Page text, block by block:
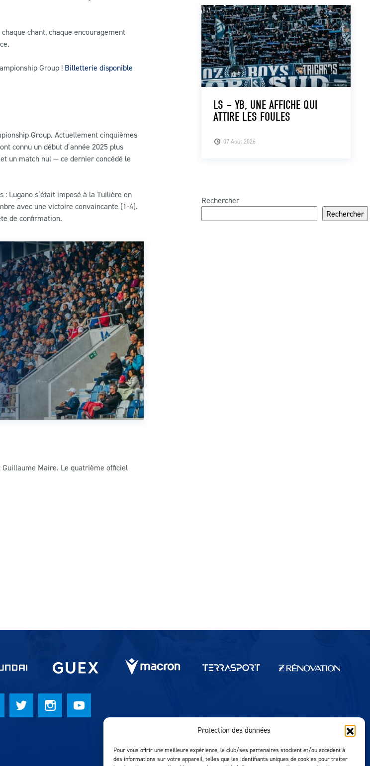
Protection des données
Pour vous offrir une meilleure expérience, le club/ses partenaires stockent et/ou accèdent à
des informations sur votre appareil, telles que les identifiants uniques de cookies pour traiter
chant, chaque encouragement
Group ! Billetterie disponible
Group. Actuellement cinquièmes
connu un début d’année 2025 plus
un match nul — ce dernier concédé le
Lugano s’était imposé à la Tuilière en
avec une victoire convaincante (1-4).
de confirmation.
Maire. Le quatrième officiel
07 Août 2026
LS – YB, UNE AFFICHE QUI
ATTIRE LES FOULES
Rechercher
Rechercher